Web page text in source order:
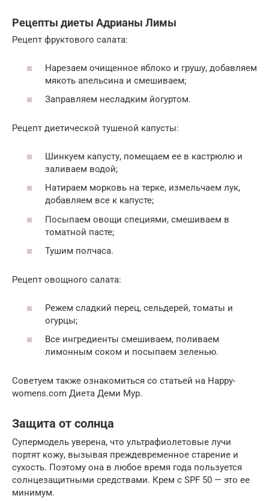
Рецепты диеты Адрианы Лимы
Рецепт фруктового салата:
Нарезаем очищенное яблоко и грушу, добавляем
мякоть апельсина и смешиваем;
Заправляем несладким йогуртом.
Рецепт диетической тушеной капусты:
Шинкуем капусту, помещаем ее в кастрюлю и
заливаем водой;
Натираем морковь на терке, измельчаем лук,
добавляем все к капусте;
Посыпаем овощи специями, смешиваем в
томатной пасте;
Тушим полчаса.
Рецепт овощного салата:
Режем сладкий перец, сельдерей, томаты и
огурцы;
Все ингредиенты смешиваем, поливаем
лимонным соком и посыпаем зеленью.
Советуем также ознакомиться со статьей на Happy-
womens.com Диета Деми Мур.
Защита от солнца
Супермодель уверена, что ультрафиолетовые лучи
портят кожу, вызывая преждевременное старение и
сухость. Поэтому она в любое время года пользуется
солнцезащитными средствами. Крем с SPF 50 — это ее
минимум.